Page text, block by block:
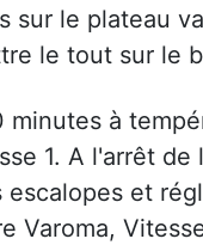
sur le plateau
le tout sur le
minutes à
1. A l'arrêt de
escalopes et
Varoma,